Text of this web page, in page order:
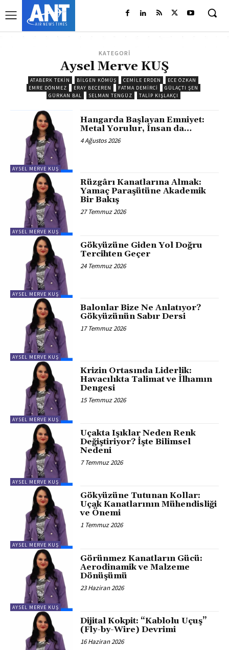
KATEGORİ
Aysel Merve KUŞ
ATABERK TEKİN BILGEN KÖMÜŞ CEMILE ERDEN
ECE ÖZKAN
EMRE DÖNMEZ
ERAY BECEREN FATMA DEMIRCI
GÜLAÇTI ŞEN
GÜRKAN BAL
SELMAN TENGÜZ TALIP KIŞLAKÇI
AYSEL MERVE KUŞ
Hangarda Başlayan Emniyet:
Metal Yorulur, İnsan da…
4 Ağustos 2026
AYSEL MERVE KUŞ
Rüzgârı Kanatlarına Almak:
Yamaç Paraşütüne Akademik
Bir Bakış
27 Temmuz 2026
AYSEL MERVE KUŞ
Gökyüzüne Giden Yol Doğru
Tercihten Geçer
24 Temmuz 2026
AYSEL MERVE KUŞ
Balonlar Bize Ne Anlatıyor?
Gökyüzünün Sabır Dersi
17 Temmuz 2026
AYSEL MERVE KUŞ
Krizin Ortasında Liderlik:
Havacılıkta Talimat ve İlhamın
Dengesi
15 Temmuz 2026
AYSEL MERVE KUŞ
Uçakta Işıklar Neden Renk
Değiştiriyor? İşte Bilimsel
Nedeni
7 Temmuz 2026
AYSEL MERVE KUŞ
Gökyüzüne Tutunan Kollar:
Uçak Kanatlarının Mühendisliği
ve Önemi
1 Temmuz 2026
AYSEL MERVE KUŞ
Görünmez Kanatların Gücü:
Aerodinamik ve Malzeme
Dönüşümü
23 Haziran 2026
Dijital Kokpit: “Kablolu Uçuş”
(Fly-by-Wire) Devrimi
16 Haziran 2026